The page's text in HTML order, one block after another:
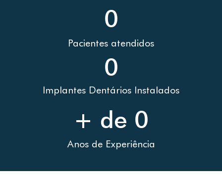
Pacientes atendidos
0
Implantes Dentários Instalados
0
Anos de Experiência
+ de 0